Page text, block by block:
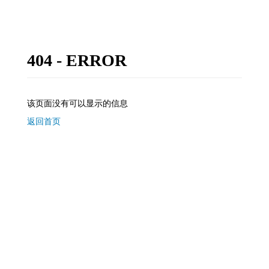
404 - ERROR
该页面没有可以显示的信息
返回首页